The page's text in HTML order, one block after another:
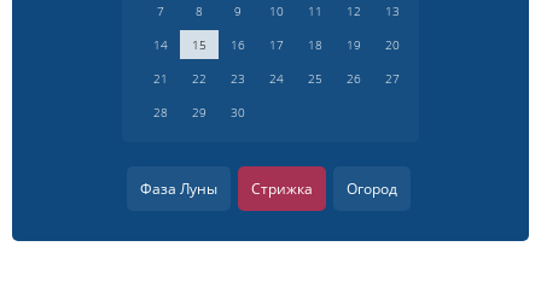
7
8 9 10 11 12
13
14
15 16 17 18 19
20
21
22 23 24 25 26
27
28
29 30
Фаза Луны Стрижка Огород